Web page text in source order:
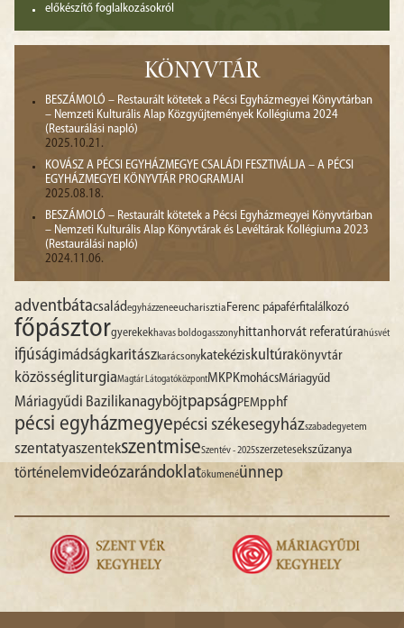
előkészítő foglalkozásokról
KÖNYVTÁR
BESZÁMOLÓ – Restaurált kötetek a Pécsi Egyházmegyei Könyvtárban
– Nemzeti Kulturális Alap Közgyűjtemények Kollégiuma 2024
(Restaurálási napló)
2025.10.21.
KOVÁSZ A PÉCSI EGYHÁZMEGYE CSALÁDI FESZTIVÁLJA – A PÉCSI
EGYHÁZMEGYEI KÖNYVTÁR PROGRAMJAI
2025.08.18.
BESZÁMOLÓ – Restaurált kötetek a Pécsi Egyházmegyei Könyvtárban
– Nemzeti Kulturális Alap Könyvtárak és Levéltárak Kollégiuma 2023
(Restaurálási napló)
2024.11.06.
adventbátacsaládegyházzeneeucharisztia Ferenc pápaférfitalálkozó
főpásztorgyerekekhavas boldogasszonyhittanhorvát referatúrahúsvét
ifjúságimádságkaritászkarácsonykatekéziskultúra könyvtár
közösség liturgiaMagtár LátogatóközpontMKPKmohácsMáriagyűd
Máriagyűdi Bazilikanagyböjtpapság PEMpphf
pécsi egyházmegyepécsi székesegyházszabadegyetem
szentatyaszentekszentmiseSzentév - 2025szerzetesekszűzanya
történelemvideózarándoklatökumenéünnep